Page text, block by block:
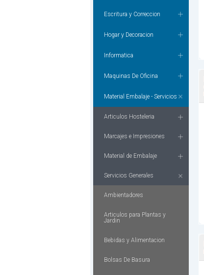
Escritura y Correccion
Hogar y Decoracion
Informatica
Maquinas De Oficina
Material Embalaje - Servicios
Articulos Hosteleria
Marcajes e Impresiones
Material de Embalaje
Servicios Generales
Ambientadores
Articulos para Plantas y
Jardin
Bebidas y Alimentacion
Bolsas De Basura